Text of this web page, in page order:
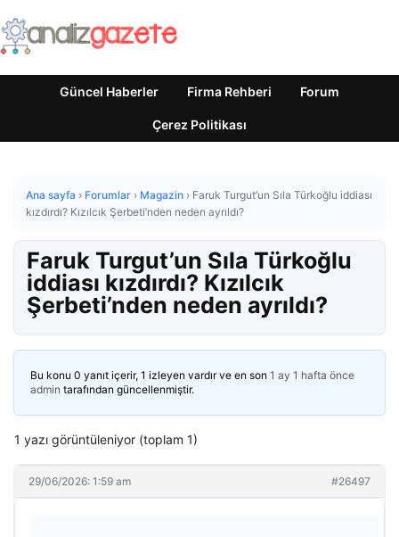
Güncel Haberler Firma Rehberi Forum
Çerez Politikası
Ana sayfa › Forumlar › Magazin › Faruk Turgut’un Sıla Türkoğlu iddiası
kızdırdı? Kızılcık Şerbeti’nden neden ayrıldı?
Faruk Turgut’un Sıla Türkoğlu
iddiası kızdırdı? Kızılcık
Şerbeti’nden neden ayrıldı?
Bu konu 0 yanıt içerir, 1 izleyen vardır ve en son 1 ay 1 hafta önce
admin tarafından güncellenmiştir.
1 yazı görüntüleniyor (toplam 1)
29/06/2026: 1:59 am #26497